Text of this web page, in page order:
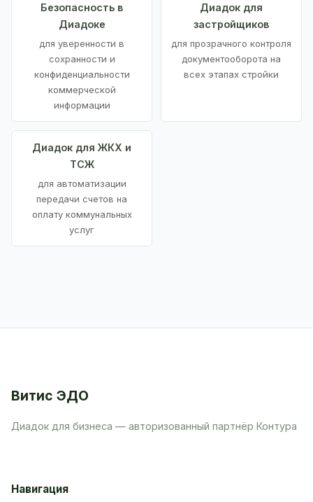
Безопасность в
Диадоке
для уверенности в
сохранности и
конфиденциальности
коммерческой
информации
Диадок для
застройщиков
для прозрачного контроля
документооборота на
всех этапах стройки
Диадок для ЖКХ и
ТСЖ
для автоматизации
передачи счетов на
оплату коммунальных
услуг
Витис ЭДО
Диадок для бизнеса — авторизованный партнёр Контура
Навигация